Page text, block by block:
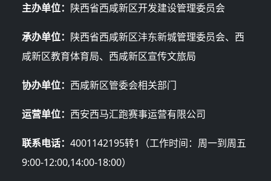
主办单位： 陕西省西咸新区开发建设管理委员会
承办单位： 陕西省西咸新区沣东新城管理委员会、西
咸新区教育体育局、西咸新区宣传文旅局
协办单位： 西咸新区管委会相关部门
运营单位： 西安西马汇跑赛事运营有限公司
联系电话： 4001142195转1（工作时间：周一到周五
9:00-12:00,14:00-18:00）